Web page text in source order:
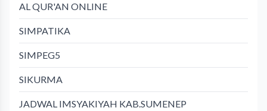
AL QUR'AN ONLINE
SIMPATIKA
SIMPEG5
SIKURMA
JADWAL IMSYAKIYAH KAB.SUMENEP